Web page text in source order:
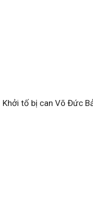
Khởi tố bị can Võ Đức